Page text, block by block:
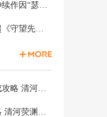
不许瑟瑟！《恐龙危机》精神续作因“瑟瑟Mod”拒绝登陆PC
《漫威争锋》玩家留存率远超《守望先锋2》、《绝地潜兵2》等游戏
燕云十六声田英其人暗线完成攻略 清河田英其人暗涌怎么触发
燕云十六声荧渊暗线完成攻略 清河荧渊暗涌怎么触发